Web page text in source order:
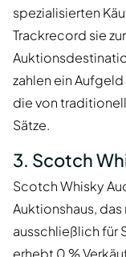
spezialisierten
Trackrecord sie
zahlen ein
die von
Sätze.
3. Scotch
Scotch Whisky
Auktionshaus,
ausschließlich für
erhebt 0 %